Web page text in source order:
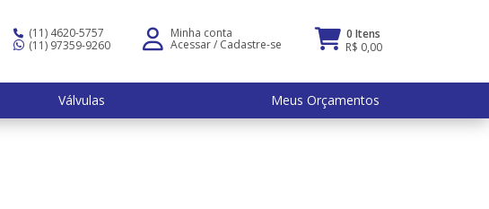
(11) 4620-5757
(11) 97359-9260
Minha conta
Acessar/ Cadastre-se
0 Itens
R$ 0,00
Válvulas Meus Orçamentos